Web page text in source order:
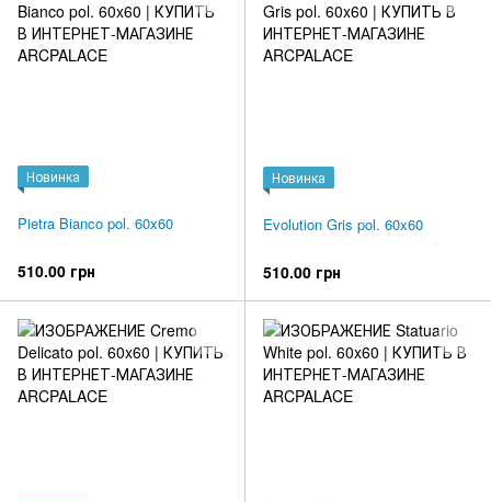
Новинка
Pietra Bianco pol. 60x60
510.00 грн
Новинка
Evolution Gris pol. 60x60
510.00 грн